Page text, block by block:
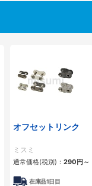
オフセットリンク
ミスミ
通常価格(税別)： 290円～
在庫品1日目